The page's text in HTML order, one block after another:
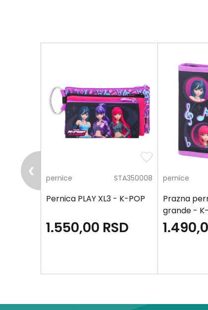
pernice STA350008
Pernica PLAY XL3 - K-POP
1.550,00 RSD
pernice
Prazna
grande -